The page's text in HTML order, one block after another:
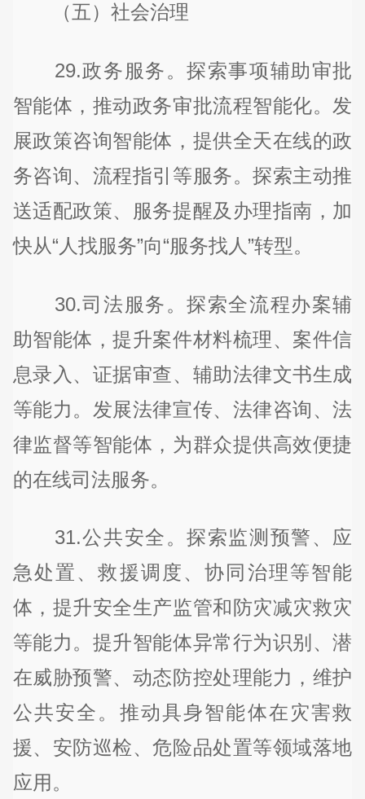
（五）社会治理
29.政务服务。探索事项辅助审批
智能体，推动政务审批流程智能化。发
展政策咨询智能体，提供全天在线的政
务咨询、流程指引等服务。探索主动推
送适配政策、服务提醒及办理指南，加
快从“人找服务”向“服务找人”转型。
30.司法服务。探索全流程办案辅
助智能体，提升案件材料梳理、案件信
息录入、证据审查、辅助法律文书生成
等能力。发展法律宣传、法律咨询、法
律监督等智能体，为群众提供高效便捷
的在线司法服务。
31.公共安全。探索监测预警、应
急处置、救援调度、协同治理等智能
体，提升安全生产监管和防灾减灾救灾
等能力。提升智能体异常行为识别、潜
在威胁预警、动态防控处理能力，维护
公共安全。推动具身智能体在灾害救
援、安防巡检、危险品处置等领域落地
应用。